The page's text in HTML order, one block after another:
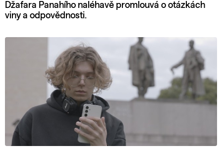
Džafara Panahího naléhavě promlouvá o otázkách
viny a odpovědnosti.